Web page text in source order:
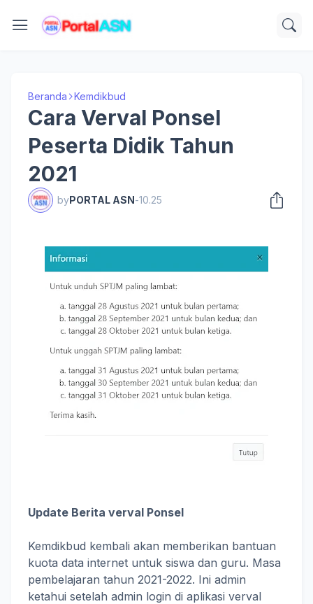
Beranda Kemdikbud
Cara Verval Ponsel
Peserta Didik Tahun
2021
byPORTAL ASN-10.25
Update Berita verval Ponsel
Kemdikbud kembali akan memberikan bantuan
kuota data internet untuk siswa dan guru. Masa
pembelajaran tahun 2021-2022. Ini admin
ketahui setelah admin login di aplikasi verval